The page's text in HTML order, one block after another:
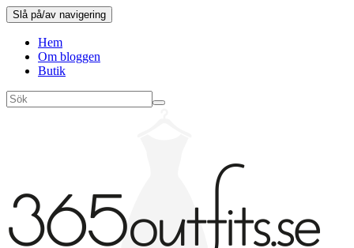
Slå på/av navigering
Hem
Om bloggen
Butik